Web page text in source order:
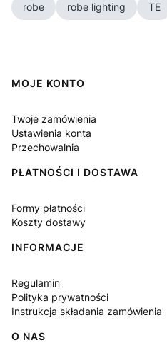
robe robe lighting TE
Linki w stopce
MOJE KONTO
Twoje zamówienia
Ustawienia konta
Przechowalnia
PŁATNOŚCI I DOSTAWA
Formy płatności
Koszty dostawy
INFORMACJE
Regulamin
Polityka prywatności
Instrukcja składania zamówienia
O NAS